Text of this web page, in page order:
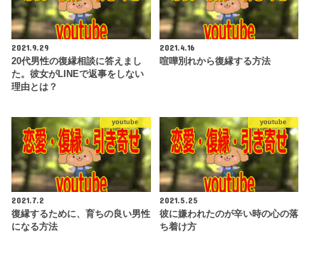
2021.9.29
20代男性の復縁相談に答えまし
た。彼女がLINEで返事をしない
理由とは？
2021.4.16
喧嘩別れから復縁する方法
youtube
2021.7.2
復縁するために、育ちの良い男性
になる方法
youtube
2021.5.25
彼に嫌われたのが辛い時の心の落
ち着け方